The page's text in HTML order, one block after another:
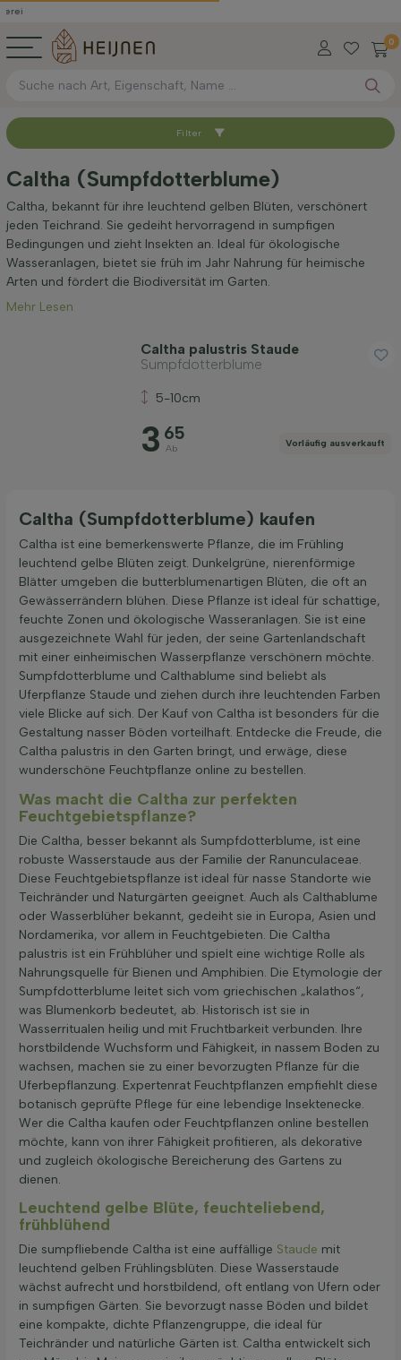
0
Sortieren nach
Standort
Anwendung
Blütezeit
Filter
Caltha (Sumpfdotterblume)
Caltha, bekannt für ihre leuchtend gelben Blüten, verschönert
jeden Teichrand. Sie gedeiht hervorragend in sumpfigen
Bedingungen und zieht Insekten an. Ideal für ökologische
Wasseranlagen, bietet sie früh im Jahr Nahrung für heimische
Arten und fördert die Biodiversität im Garten.
Mehr Lesen
Caltha palustris Staude
Sumpfdotterblume
5-10cm
3 65
Ab
Vorläufig ausverkauft
Caltha (Sumpfdotterblume) kaufen
Caltha ist eine bemerkenswerte Pflanze, die im Frühling
leuchtend gelbe Blüten zeigt. Dunkelgrüne, nierenförmige
Blätter umgeben die butterblumenartigen Blüten, die oft an
Gewässerrändern blühen. Diese Pflanze ist ideal für schattige,
feuchte Zonen und ökologische Wasseranlagen. Sie ist eine
ausgezeichnete Wahl für jeden, der seine Gartenlandschaft
mit einer einheimischen Wasserpflanze verschönern möchte.
Sumpfdotterblume und Calthablume sind beliebt als
Uferpflanze Staude und ziehen durch ihre leuchtenden Farben
viele Blicke auf sich. Der Kauf von Caltha ist besonders für die
Gestaltung nasser Böden vorteilhaft. Entdecke die Freude, die
Caltha palustris in den Garten bringt, und erwäge, diese
wunderschöne Feuchtpflanze online zu bestellen.
Was macht die Caltha zur perfekten
Feuchtgebietspflanze?
Die Caltha, besser bekannt als Sumpfdotterblume, ist eine
robuste Wasserstaude aus der Familie der Ranunculaceae.
Diese Feuchtgebietspflanze ist ideal für nasse Standorte wie
Teichränder und Naturgärten geeignet. Auch als Calthablume
oder Wasserblüher bekannt, gedeiht sie in Europa, Asien und
Nordamerika, vor allem in Feuchtgebieten. Die Caltha
palustris ist ein Frühblüher und spielt eine wichtige Rolle als
Nahrungsquelle für Bienen und Amphibien. Die Etymologie der
Sumpfdotterblume leitet sich vom griechischen „kalathos“,
was Blumenkorb bedeutet, ab. Historisch ist sie in
Wasserritualen heilig und mit Fruchtbarkeit verbunden. Ihre
horstbildende Wuchsform und Fähigkeit, in nassem Boden zu
wachsen, machen sie zu einer bevorzugten Pflanze für die
Uferbepflanzung. Expertenrat Feuchtpflanzen empfiehlt diese
botanisch geprüfte Pflege für eine lebendige Insektenecke.
Wer die Caltha kaufen oder Feuchtpflanzen online bestellen
möchte, kann von ihrer Fähigkeit profitieren, als dekorative
und zugleich ökologische Bereicherung des Gartens zu
dienen.
Leuchtend gelbe Blüte, feuchteliebend,
frühblühend
Die sumpfliebende Caltha ist eine auffällige Staude mit
leuchtend gelben Frühlingsblüten. Diese Wasserstaude
wächst aufrecht und horstbildend, oft entlang von Ufern oder
in sumpfigen Gärten. Sie bevorzugt nasse Böden und bildet
eine kompakte, dichte Pflanzengruppe, die ideal für
Teichränder und natürliche Gärten ist. Caltha entwickelt sich